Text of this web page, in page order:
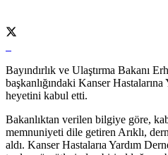
Bayındırlık ve Ulaştırma Bakanı
başkanlığındaki Kanser
heyetini kabul etti.
Bakanlıktan verilen bilgiye göre,
memnuniyeti dile getiren Arıklı,
aldı. Kanser Hastalarıa Yardım